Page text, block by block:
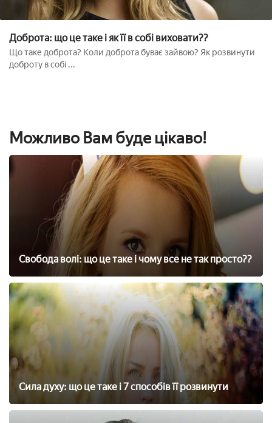
Доброта: що це таке і як її в собі виховати??
Що таке доброта? Коли доброта буває зайвою? Як розвинути
доброту в собі ...
Можливо Вам буде цікаво!
Свобода волі: що це таке і чому все не так просто??
Сила духу: що це таке і 7 способів її розвинути